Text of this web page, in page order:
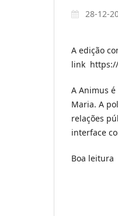
28-12-
A edição
link
A Animus
Maria. A
relações
interface
Boa leitura